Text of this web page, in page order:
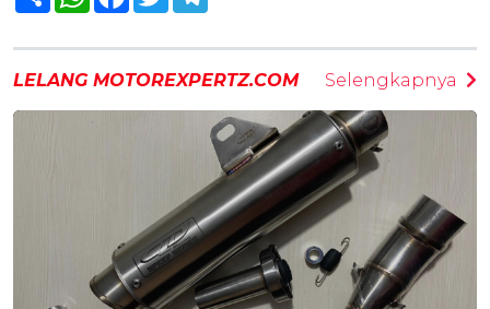
LELANG MOTOREXPERTZ.COM Selengkapnya